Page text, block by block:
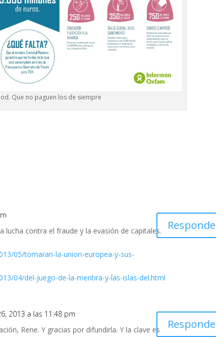
Que no paguen los de siempre
lucha contra el fraude y la evasión de capitales.
05/tomaran-la-union-europea-y-sus-
04/del-juego-de-la-mentira-y-las-islas-del.html
2013 a las 11:48 pm
Rene. Y gracias por difundirla. Y la clave es